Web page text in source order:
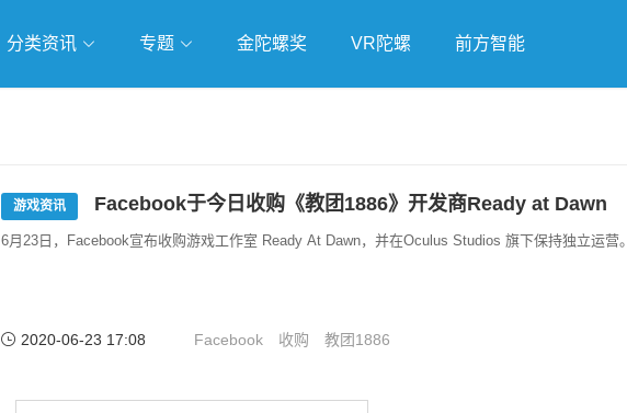
分类资讯 专题 金陀螺奖 VR陀螺 前方智能
游戏资讯 Facebook于今日收购《教团1886》开发商Ready at Dawn
6月23日，Facebook宣布收购游戏工作室 Ready At Dawn，并在Oculus Studios 旗下保持独立运营。
2020-06-23 17:08 Facebook 收购 教团1886